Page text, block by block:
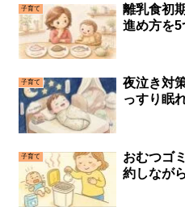
子育て
離乳食初
進め方を
子育て
夜泣き対
っすり眠
子育て
おむつゴ
約しなが